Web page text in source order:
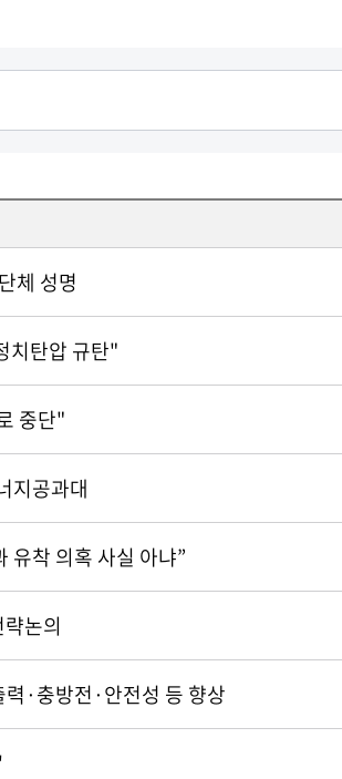
체 성명
치탄압 규탄"
중단"
지공과대
유착 의혹 사실 아냐”
논의
·충방전·안전성 등 향상